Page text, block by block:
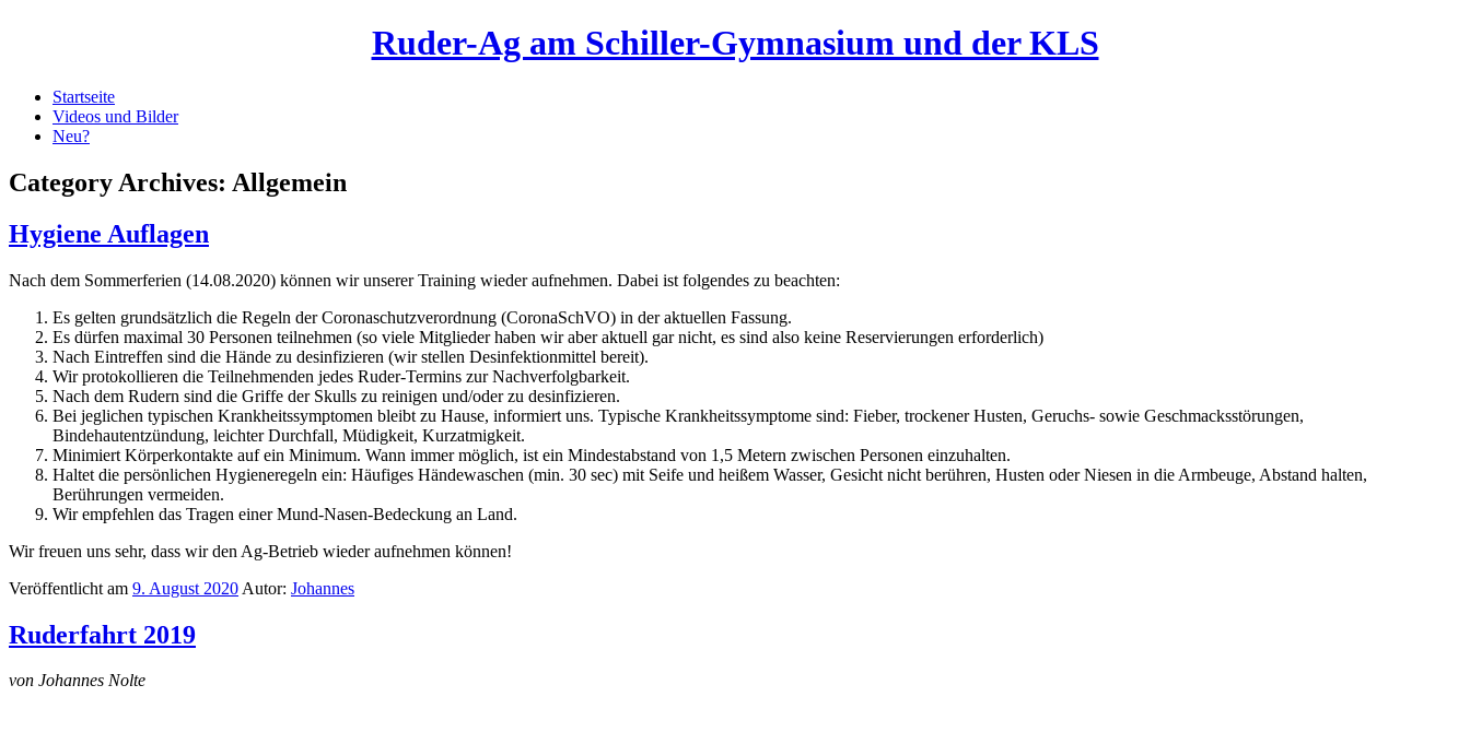
Ruder-Ag am Schiller-Gymnasium und der KLS
Startseite
Videos und Bilder
Neu?
Category Archives: Allgemein
Hygiene Auflagen
Nach dem Sommerferien (14.08.2020) können wir unserer Training wieder aufnehmen. Dabei ist folgendes zu beachten:
Es gelten grundsätzlich die Regeln der Coronaschutzverordnung (CoronaSchVO) in der aktuellen Fassung.
Es dürfen maximal 30 Personen teilnehmen (so viele Mitglieder haben wir aber aktuell gar nicht, es sind also keine Reservierungen erforderlich)
Nach Eintreffen sind die Hände zu desinfizieren (wir stellen Desinfektionmittel bereit).
Wir protokollieren die Teilnehmenden jedes Ruder-Termins zur Nachverfolgbarkeit.
Nach dem Rudern sind die Griffe der Skulls zu reinigen und/oder zu desinfizieren.
Bei jeglichen typischen Krankheitssymptomen bleibt zu Hause, informiert uns. Typische Krankheitssymptome sind: Fieber, trockener Husten, Geruchs- sowie Geschmacksstörungen,
Bindehautentzündung, leichter Durchfall, Müdigkeit, Kurzatmigkeit.
Minimiert Körperkontakte auf ein Minimum. Wann immer möglich, ist ein Mindestabstand von 1,5 Metern zwischen Personen einzuhalten.
Haltet die persönlichen Hygieneregeln ein: Häufiges Händewaschen (min. 30 sec) mit Seife und heißem Wasser, Gesicht nicht berühren, Husten oder Niesen in die Armbeuge, Abstand halten,
Berührungen vermeiden.
Wir empfehlen das Tragen einer Mund-Nasen-Bedeckung an Land.
Wir freuen uns sehr, dass wir den Ag-Betrieb wieder aufnehmen können!
Veröffentlicht am 9. August 2020 Autor: Johannes
Ruderfahrt 2019
von Johannes Nolte